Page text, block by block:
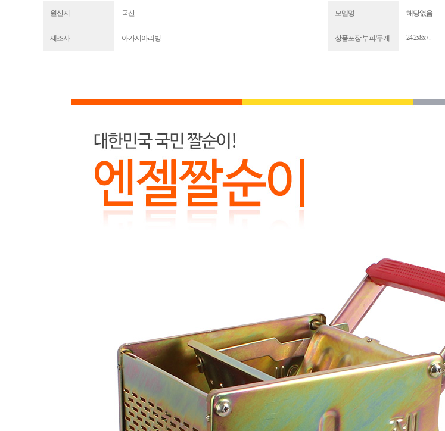
원산지 국산 모델명 해당없음
제조사 아카시아리빙 상품포장 부피/무게 24.2x8x / .